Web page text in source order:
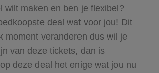
wilt maken en ben je flexibel?
deal wat voor jou! Dit
moment veranderen dus wil je
van deze tickets, dan is
deze deal het enige wat jou nu